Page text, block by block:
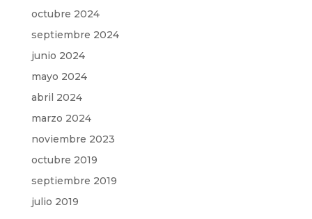
octubre 2024
septiembre 2024
junio 2024
mayo 2024
abril 2024
marzo 2024
noviembre 2023
octubre 2019
septiembre 2019
julio 2019